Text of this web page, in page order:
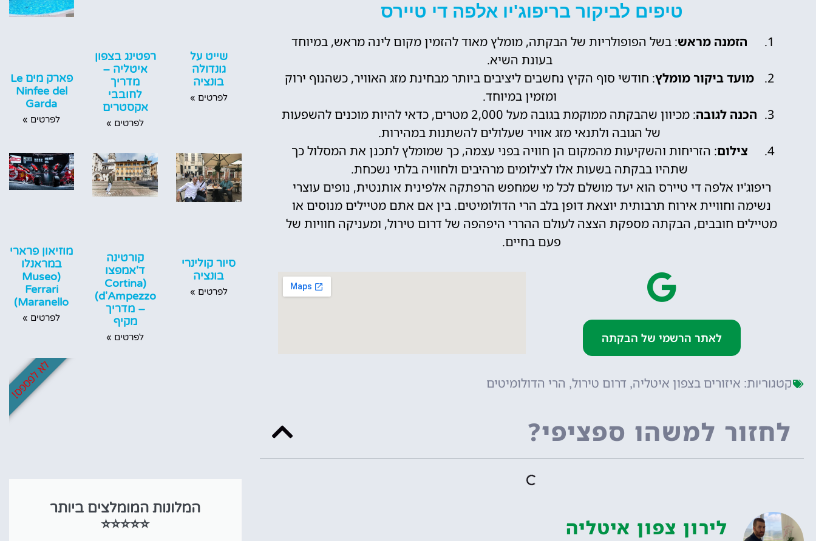
טיפים לביקור בריפוג'יו אלפה די טיירס
הזמנה מראש: בשל הפופולריות של הבקתה, מומלץ מאוד להזמין מקום לינה מראש, במיוחד
בעונת השיא.
מועד ביקור מומלץ: חודשי סוף הקיץ נחשבים ליציבים ביותר מבחינת מזג האוויר, כשהנוף ירוק
ומזמין במיוחד.
הכנה לגובה
: מכיוון שהבקתה ממוקמת בגובה מעל 2,000 מטרים, כדאי להיות מוכנים להשפעות
של הגובה ולתנאי מזג אוויר שעלולים להשתנות במהירות.
צילום: הזריחות והשקיעות מהמקום הן חוויה בפני עצמה, כך שמומלץ לתכנן את המסלול כך
שתהיו בבקתה בשעות אלו לצילומים מרהיבים ולחוויה בלתי נשכחת.
ריפוג'יו אלפה די טיירס הוא יעד מושלם לכל מי שמחפש הרפתקה אלפינית אותנטית, נופים עוצרי
נשימה וחוויית אירוח תרבותית יוצאת דופן בלב הרי הדולומיטים. בין אם אתם מטיילים מנוסים או
מטיילים חובבים, הבקתה מספקת הצצה לעולם ההררי היפהפה של דרום טירול, ומעניקה חוויות של
פעם בחיים.
לאתר הרשמי של הבקתה
קטגוריות: איזורים בצפון איטליה, דרום טירול, הרי הדולומיטים
לחזור למשהו ספציפי?
לירון צפון איטליה
שייט על
גונדולה
בונציה
לפרטים »
רפטינג בצפון
איטליה –
מדריך
לחובבי
אקסטרים
לפרטים »
פארק מים Le
Ninfee del
Garda
לפרטים »
סיור קולינרי
בונציה
לפרטים »
קורטינה
ד'אמפצו
(Cortina
d'Ampezzo)
– מדריך
מקיף
לפרטים »
מוזיאון פרארי
במראנלו
(Museo
Ferrari
Maranello)
לפרטים »
המלונות המומלצים ביותר
⭐⭐⭐⭐⭐
לא לפספס!